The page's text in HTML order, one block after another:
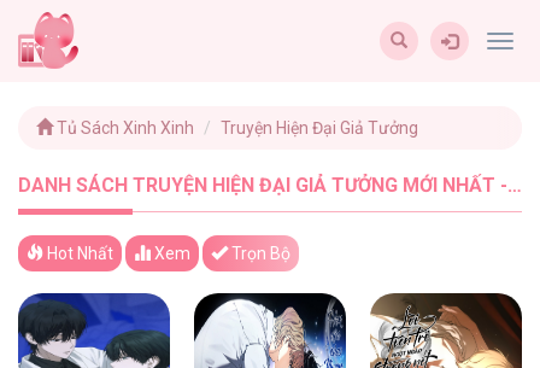
Tủ Sách Xinh Xinh Truyện Hiện Đại Giả Tưởng
DANH SÁCH TRUYỆN HIỆN ĐẠI GIẢ TƯỞNG MỚI NHẤT - TUSACHXINHXINH (3)
Hot Nhất Xem Trọn Bộ